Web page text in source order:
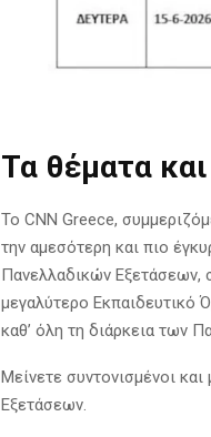
Τα θέματα
Το CNN Greece,
την αμεσότερη και πιο
Πανελλαδικών Εξετάσεων,
μεγαλύτερο Εκπαιδευτικό
καθ’ όλη τη διάρκεια των
Μείνετε συντονισμένοι
Εξετάσεων.